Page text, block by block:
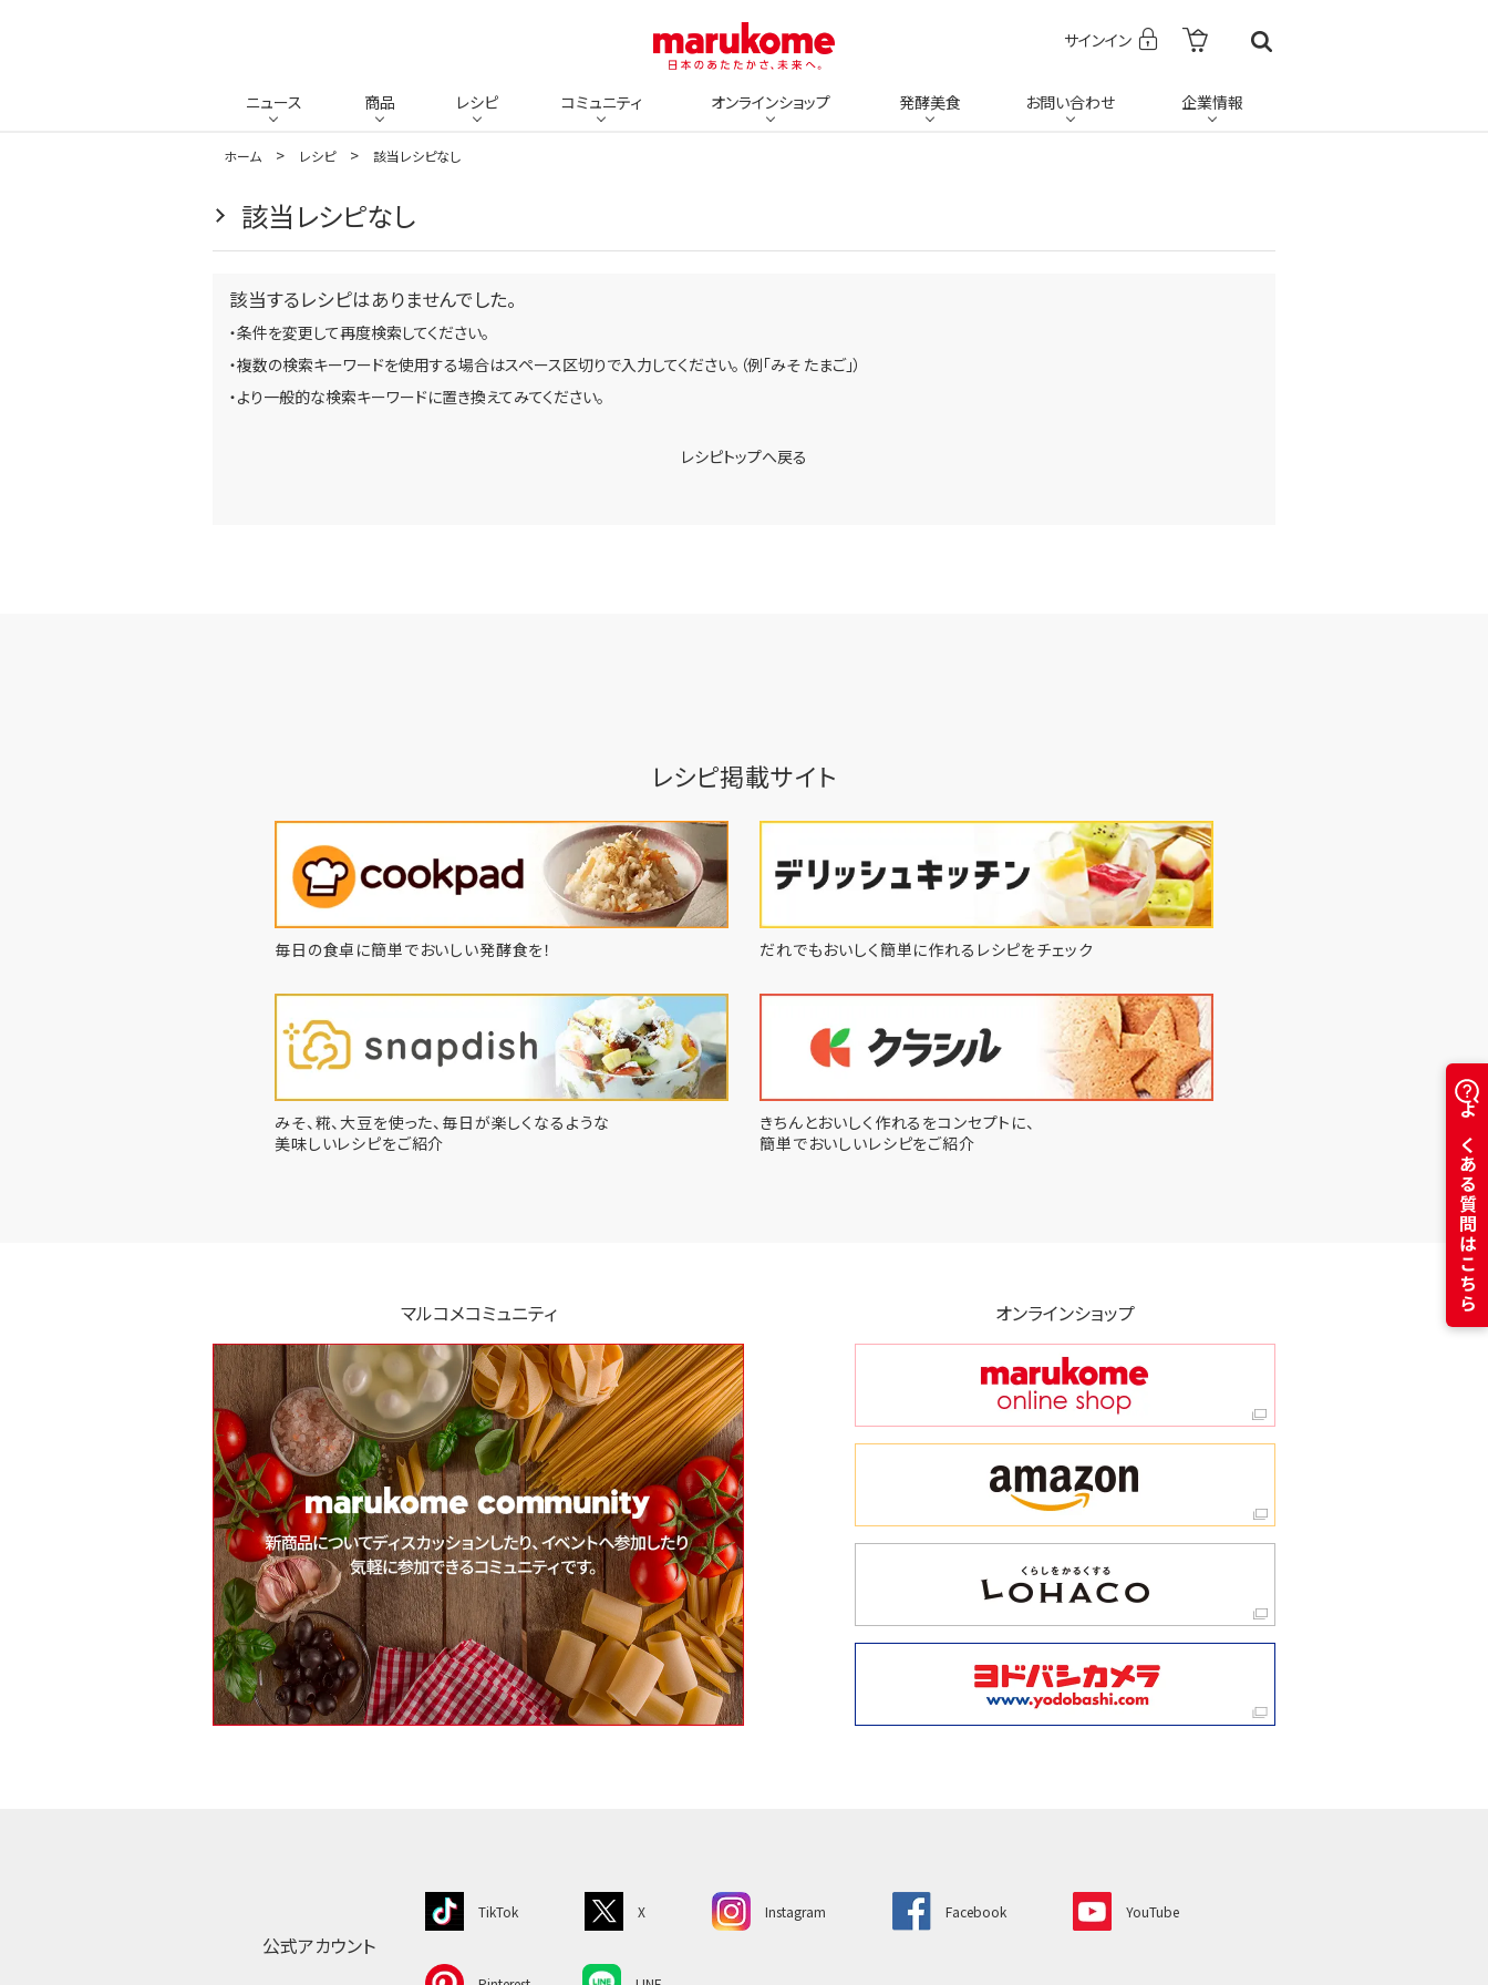
サインイン
ニュース 商品 レシピ コミュニティ オンラインショップ 発酵美食 お問い合わせ 企業情報
ホーム レシピ 該当レシピなし
該当レシピなし
該当するレシピはありませんでした。
・条件を変更して再度検索してください。
・複数の検索キーワードを使用する場合はスペース区切りで入力してください。（例「みそ たまご」）
・より一般的な検索キーワードに置き換えてみてください。
レシピトップへ戻る
レシピ掲載サイト
毎日の食卓に簡単でおいしい発酵食を！ だれでもおいしく簡単に作れるレシピをチェック
みそ、糀、大豆を使った、毎日が楽しくなるような
美味しいレシピをご紹介
きちんとおいしく作れるをコンセプトに、
簡単でおいしいレシピをご紹介
マルコメコミュニティ オンラインショップ
公式アカウント
TikTok X Instagram Facebook YouTube
よくある質問はこちら